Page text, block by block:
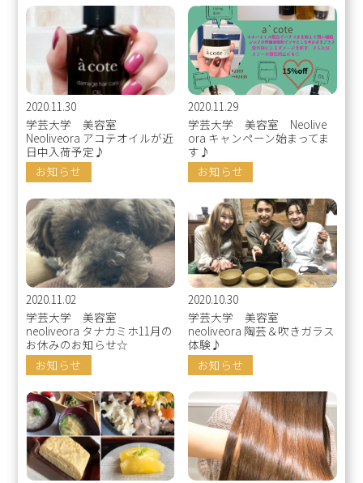
2020.11.30
学芸大学 美容室
Neoliveora アコテオイルが近
日中入荷予定♪
お知らせ
2020.11.29
学芸大学 美容室 Neolive
ora キャンペーン始まってま
す♪
お知らせ
2020.11.02
学芸大学 美容室
neoliveora タナカミホ11月の
お休みのお知らせ☆
お知らせ
2020.10.30
学芸大学 美容室
neoliveora 陶芸＆吹きガラス
体験♪
お知らせ